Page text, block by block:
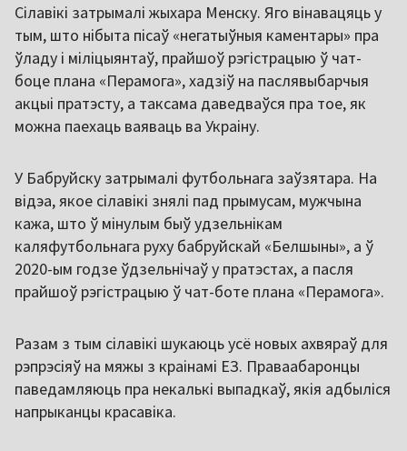
Сілавікі затрымалі жыхара Менску. Яго вінавацяць у
тым, што нібыта пісаў «негатыўныя каментары» пра
ўладу і міліцыянтаў, прайшоў рэгістрацыю ў чат-
боце плана «Перамога», хадзіў на паслявыбарчыя
акцыі пратэсту, а таксама даведваўся пра тое, як
можна паехаць ваяваць ва Украіну.
У Бабруйску затрымалі футбольнага заўзятара. На
відэа, якое сілавікі знялі пад прымусам, мужчына
кажа, што ў мінулым быў удзельнікам
каляфутбольнага руху бабруйскай «Белшыны», а ў
2020-ым годзе ўдзельнічаў у пратэстах, а пасля
прайшоў рэгістрацыю ў чат-боте плана «Перамога».
Разам з тым сілавікі шукаюць усё новых ахвяраў для
рэпрэсіяў на мяжы з краінамі ЕЗ. Праваабаронцы
паведамляюць пра некалькі выпадкаў, якія адбыліся
напрыканцы красавіка.